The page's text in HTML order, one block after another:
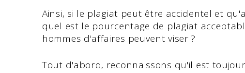
Ainsi, si le plagiat peut être accidentel et
quel est le pourcentage de plagiat
hommes d'affaires peuvent viser ?
Tout d'abord, reconnaissons qu'il est